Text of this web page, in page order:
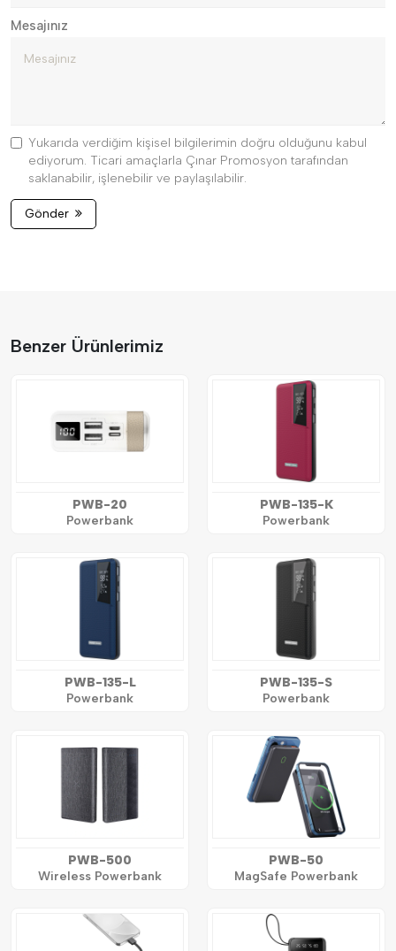
Mesajınız
Yukarıda verdiğim kişisel bilgilerimin doğru olduğunu kabul
ediyorum. Ticari amaçlarla Çınar Promosyon tarafından
saklanabilir, işlenebilir ve paylaşılabilir.
Gönder
Benzer Ürünlerimiz
PWB-20
Powerbank
PWB-135-K
Powerbank
PWB-135-L
Powerbank
PWB-135-S
Powerbank
PWB-500
Wireless Powerbank
PWB-50
MagSafe Powerbank